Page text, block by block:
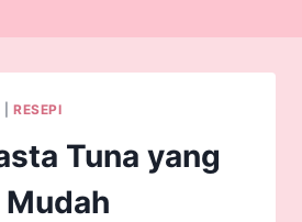
RESEPI
Tuna yang
Mudah